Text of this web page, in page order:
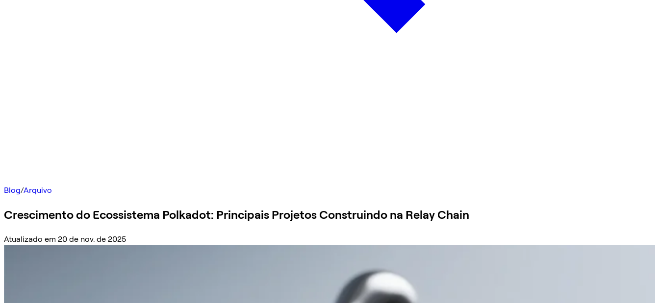
Blog/Arquivo
Crescimento do Ecossistema Polkadot: Principais Projetos Construindo na Relay Chain
Atualizado em 20 de nov. de 2025